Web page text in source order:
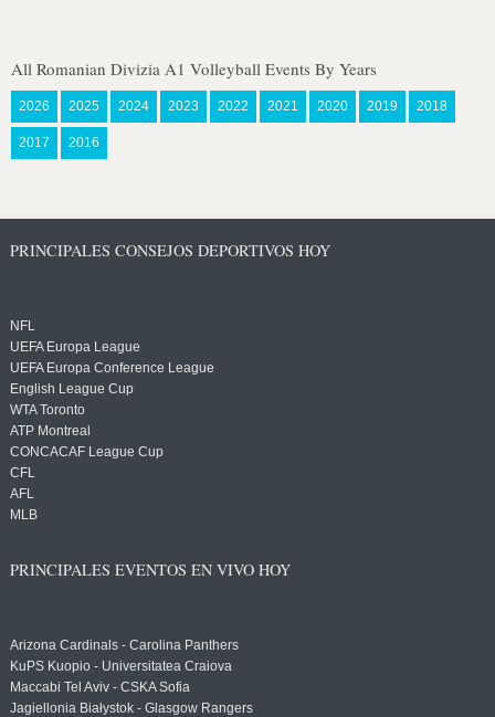
All Romanian Divizia A1 Volleyball Events By Years
2026 2025 2024 2023 2022 2021 2020 2019 2018
2017 2016
PRINCIPALES CONSEJOS DEPORTIVOS HOY
NFL
UEFA Europa League
UEFA Europa Conference League
English League Cup
WTA Toronto
ATP Montreal
CONCACAF League Cup
CFL
AFL
MLB
PRINCIPALES EVENTOS EN VIVO HOY
Arizona Cardinals - Carolina Panthers
KuPS Kuopio - Universitatea Craiova
Maccabi Tel Aviv - CSKA Sofia
Jagiellonia Białystok - Glasgow Rangers